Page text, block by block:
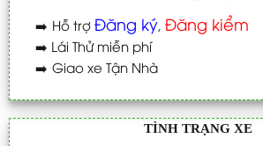
➡️ Hỗ trợ Đăng ký, Đăng kiểm
➡️ Lái Thử miễn phí
➡️ Giao xe Tận Nhà
TÌNH TRẠNG XE